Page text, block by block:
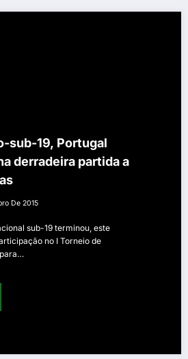
sub-19, Portugal
derradeira partida a
De 2015
sub-19 terminou, este
no I Torneio de